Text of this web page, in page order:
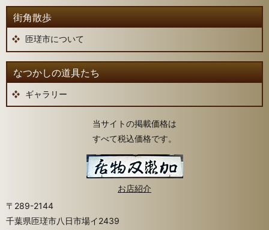
街角散歩
匝瑳市について
なつかしの道具たち
ギャラリー
当サイトの掲載価格は
すべて税込価格です。
お店紹介
〒289-2144
千葉県匝瑳市八日市場イ2439